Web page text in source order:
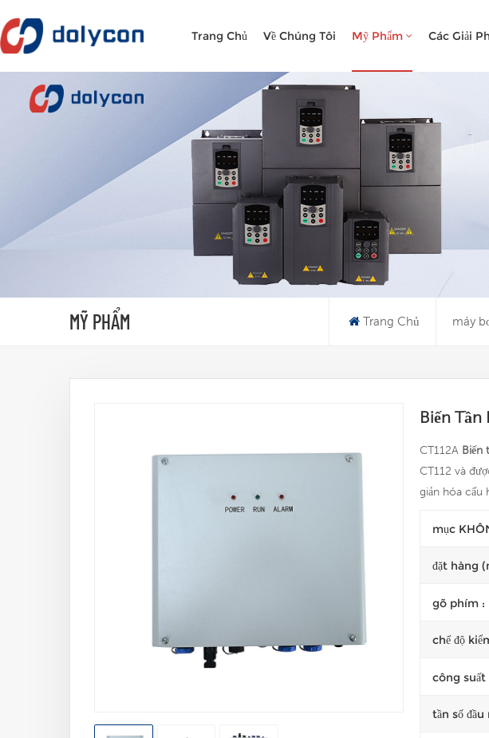
Trang Chủ Về Chúng Tôi Mỹ Phẩm Các Giải
Bạn
MỸ PHẨM Trang Chủ máy
Biến Tần
CT112A Biến
CT112 và
giản hóa cấu
mục
đặt hàng
gõ phím :
chế độ
công suất
tần số đầu